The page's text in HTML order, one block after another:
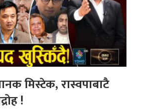
मिस्टेक, रास्वपाबाटै
!